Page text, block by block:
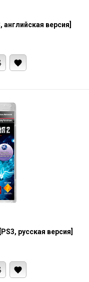
английская версия]
русская версия]